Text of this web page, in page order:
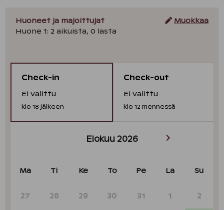
Huoneet ja majoittujat
Muokkaa
Huone 1: 2 aikuista, 0 lasta
Check-in
Ei valittu
klo 18 jälkeen
Check-out
Ei valittu
klo 12 mennessä
Elokuu 2026
Ma Ti Ke To Pe La Su
27 28 29 30 31 1 2